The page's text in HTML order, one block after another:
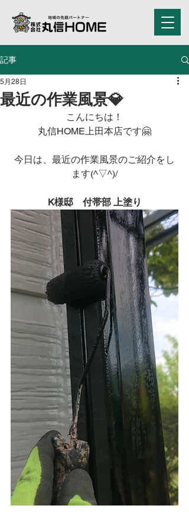
記事
最近の作業風景💎
5月28日
こんにちは！
丸信HOME上田本店です🤗
今日は、最近の作業風景のご紹介をし
ます(^▽^)/
K様邸　付帯部 上塗り